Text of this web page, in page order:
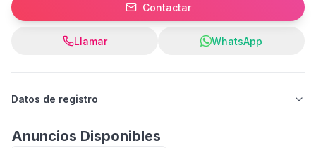
Contactar
Llamar WhatsApp
Datos de registro
Anuncios Disponibles